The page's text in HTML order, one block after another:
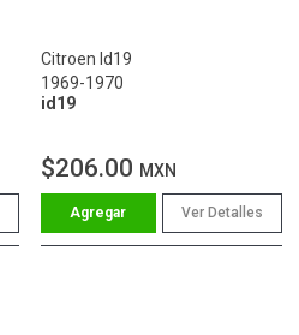
Citroen Id19
1969-1970
id19
$206.00 MXN
Ver Detalles